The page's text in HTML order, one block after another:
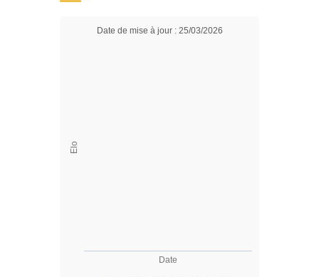
Date
Elo
Date de mise à jour : 25/03/2026